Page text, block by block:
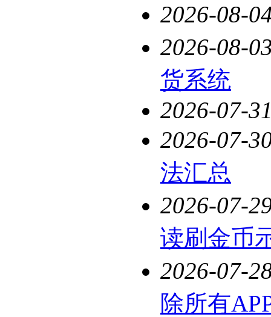
2026-08-
2026-08-
货系统
2026-07-
2026-07-
法汇总
2026-07-
读刷金币
2026-07-
除所有